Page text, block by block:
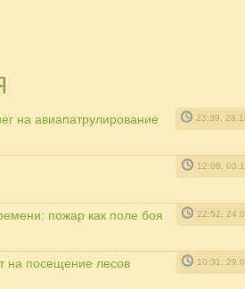
на авиапатрулирование 23:39,
12:08,
пожар как поле боя 22:52,
на посещение лесов 10:31,